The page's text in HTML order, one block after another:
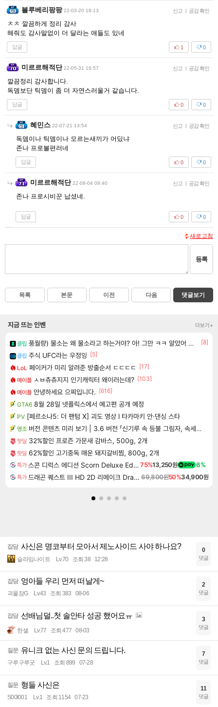
블루베리팡팡 22-03-20 18:13 신고 | 공감 확인
ㅊㅊ 깔끔하게 정리 감사
해줘도 감사말없이 더 달라는 애들도 있네
답글 0
1
미르르해적단 22-05-31 16:57 신고 | 공감 확인
깔끔정리 감사합니다.
독뎀보단 틱뎀이 좀 더 자연스러울거 같습니다.
답글 0
0
혜민스 22-07-21 13:54 신고 | 공감 확인
독뎀이나 틱뎀이나 모르는새끼가 어딨냐
존나 프로불편러네
답글 0
0
미르르해적단 22-08-04 09:40 신고 | 공감 확인
존나 프로시비꾼 납셨네.
답글 0
0
새로고침
등록
목록 본문 이전 다음 댓글보기
지금 뜨는 인벤 더보기+
클립 풍월량) 물소는 왜 물소라고 하는거야? 아! 그만 ㅋㅋ 알았어 ㅋㅋ
[8]
클립 주식 UFC라는 우정잉 [5]
LoL 페이커가 미리 알려준 방출순서 ㄷㄷㄷㄷ
[17]
메이플 ㅅㅂ츄츄지지 인기캐릭터 왜이러는데? [103]
메이플 안녕하세요 으찌입니다. [616]
GTA6 8월 28일 넷플릭스에서 예고편 공개 예정
PV [페르소나5: 더 팬텀 X] 괴도 영상 l 타카마키 안·댄싱 스타
명조 버전 콘텐츠 미리 보기 | 3.6 버전 「신기루 속 등불 그림자, 속세에 깃든 검의 결심」이 8월 20일에 업데이트됩니다!
핫딜 32%할인 프로즌 가문새 감바스, 500g, 2개
핫딜 62%할인 고기중독 매운 돼지갈비찜, 800g, 2개
특가 스콘 디럭스 에디션 Scorn Deluxe Edition75%13,250원 6%
특가 드래곤 퀘스트 III HD 2D 리메이크 Dragon Quest III HD 2D Remake 69,800원50%34,900원
잡담 사신은 명코부터 모아서 제노사이드 사야 하나요?
슬라임나이트 Lv.70 조회 38 12:28
0
댓글
잡담 엉아들 우리 먼저 떠날게~
괴물잠G Lv.43 조회 383 08-06
2
댓글
잡담 선배님덜..첫 솔안타 성공 했어요ㅠ
한셀 Lv.77 조회 477 08-03
3
댓글
질문 유니크 없는 사신 문의 드립니다.
구루구루굿 Lv.1 조회 899 07-28
7
댓글
질문 형들 사신은
S00l001 Lv.1 조회 1154 07-23
11
댓글